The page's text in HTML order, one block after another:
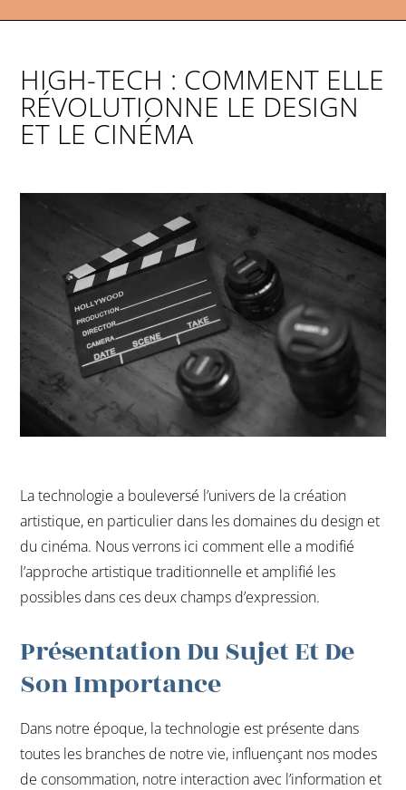
HIGH-TECH : COMMENT ELLE
RÉVOLUTIONNE LE DESIGN
ET LE CINÉMA
La technologie a bouleversé l’univers de la création
artistique, en particulier dans les domaines du design et
du cinéma. Nous verrons ici comment elle a modifié
l’approche artistique traditionnelle et amplifié les
possibles dans ces deux champs d’expression.
Présentation Du Sujet Et De
Son Importance
Dans notre époque, la technologie est présente dans
toutes les branches de notre vie, influençant nos modes
de consommation, notre interaction avec l’information et